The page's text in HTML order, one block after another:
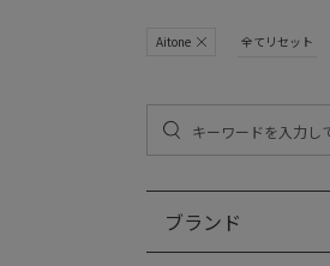
Aitone 全てリセット
ブランド